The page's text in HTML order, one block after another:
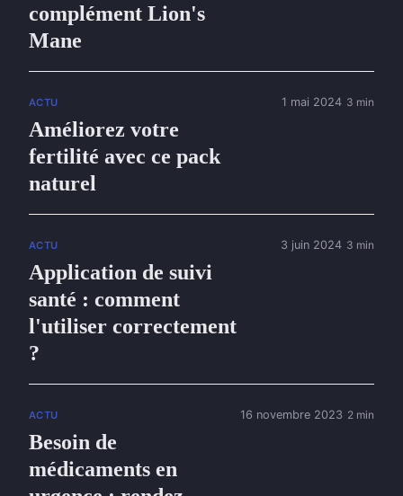
complément Lion's
Mane
ACTU
Améliorez votre
fertilité avec ce pack
naturel
1 mai 2024 3 min
ACTU
Application de suivi
santé : comment
l'utiliser correctement
?
3 juin 2024 3 min
ACTU
Besoin de
médicaments en
16 novembre 2023 2 min